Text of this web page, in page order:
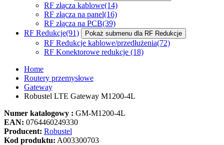
RF złącza kablowe(14)
RF złącza na panel(16)
RF złącza na PCB(39)
RF Redukcje(91) Pokaż submenu dla RF Redukcje
RF Redukcje kablowe/przedłużenia(72)
RF Konektorowe redukcje (18)
Home
Routery przemysłowe
Gateway
Robustel LTE Gateway M1200-4L
Numer katalogowy : GM-M1200-4L
EAN: 0764460249330
Producent: Robustel
Kod produktu: A003300703